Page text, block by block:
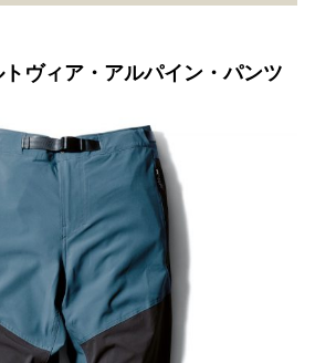
ヴィア・アルパイン・パンツ